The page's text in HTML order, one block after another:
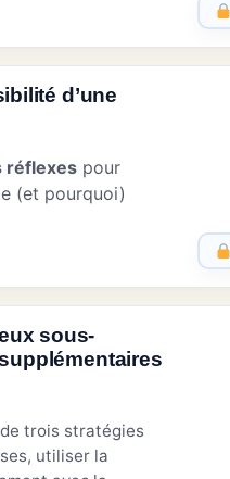
d’une
réflexes pour
(et pourquoi)
sous-
trois stratégies
utiliser la